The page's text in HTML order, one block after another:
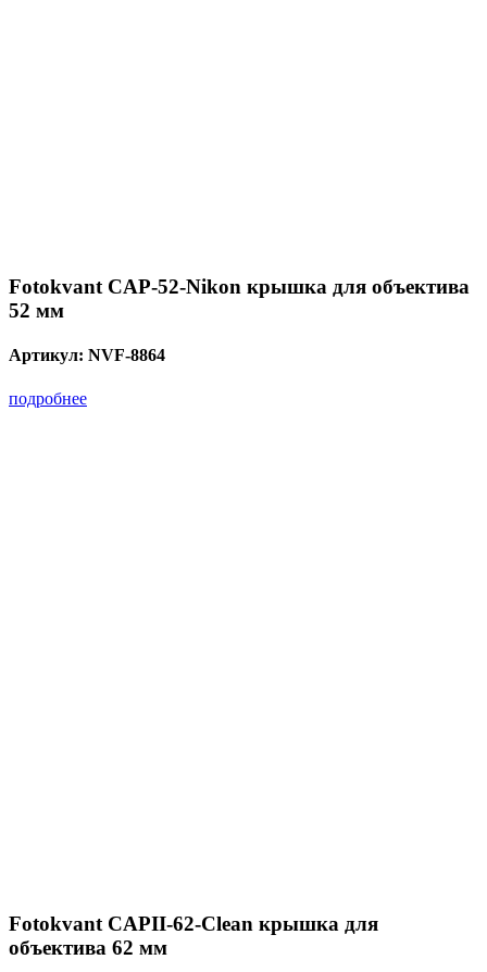
Fotokvant CAP-52-Nikon крышка для объектива
52 мм
Артикул: NVF-8864
подробнее
Fotokvant CAPII-62-Clean крышка для
объектива 62 мм